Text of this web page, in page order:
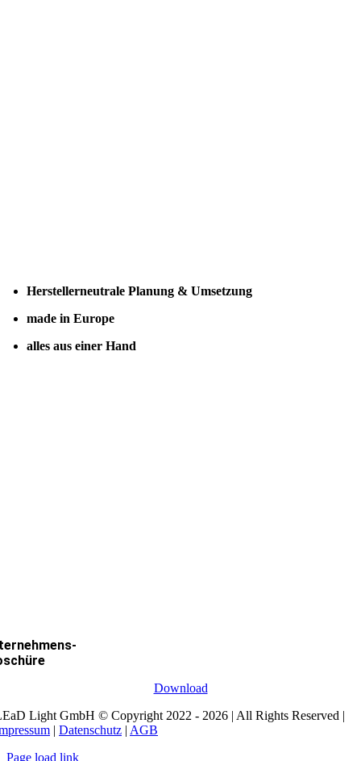
Herstellerneutrale Planung & Umsetzung
made in Europe
alles aus einer Hand
Download
Light GmbH © Copyright 2022 - 2026 | All Rights Reserved |
| Datenschutz | AGB
Page load link